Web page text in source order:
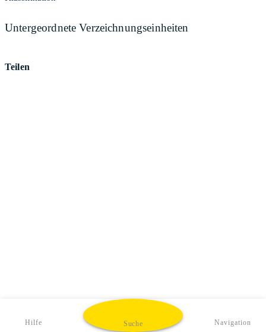
Untergeordnete Verzeichnungseinheiten
Teilen
Hilfe Suche Navigation